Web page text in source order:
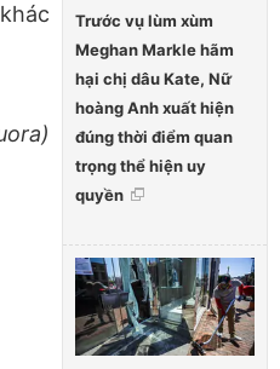
Trước vụ lùm xùm
Meghan Markle hãm
hại chị dâu Kate, Nữ
hoàng Anh xuất hiện
đúng thời điểm quan
trọng thể hiện uy
quyền